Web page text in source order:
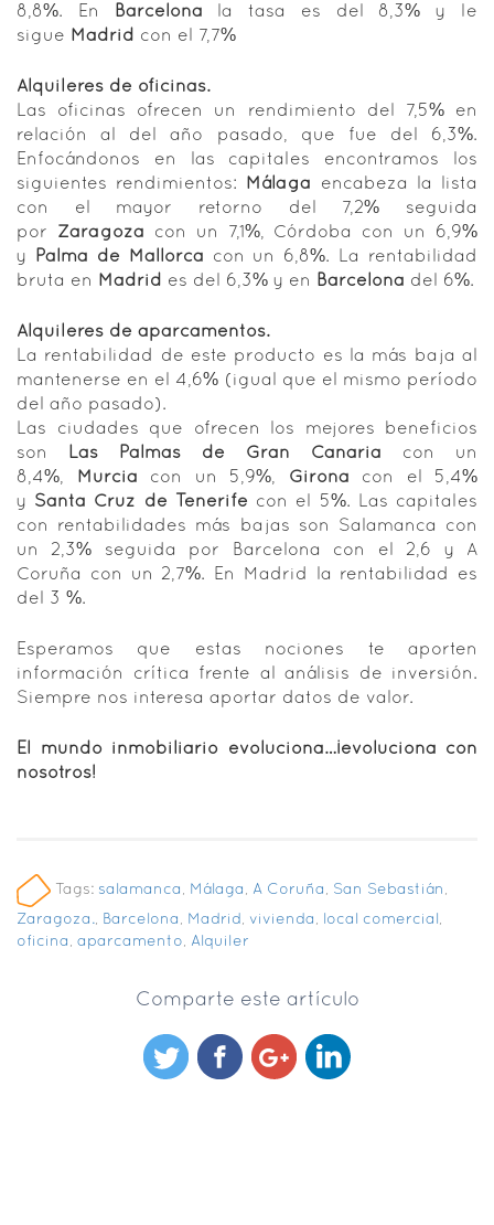
8,8%. En Barcelona la tasa es del 8,3% y le
sigue Madrid con el 7,7%
Alquileres de oficinas.
Las oficinas ofrecen un rendimiento del 7,5% en
relación al del año pasado, que fue del 6,3%.
Enfocándonos en las capitales encontramos los
siguientes rendimientos: Málaga encabeza la lista
con el mayor retorno del 7,2% seguida
por Zaragoza con un 7,1%, Córdoba con un 6,9%
y Palma de Mallorca con un 6,8%. La rentabilidad
bruta en Madrid es del 6,3% y en Barcelona del 6%.
Alquileres de aparcamentos.
La rentabilidad de este producto es la más baja al
mantenerse en el 4,6% (igual que el mismo período
del año pasado).
Las ciudades que ofrecen los mejores beneficios
son
Las Palmas de Gran Canaria con un
8,4%, Murcia con un 5,9%, Girona con el 5,4%
y Santa Cruz de Tenerife con el 5%. Las capitales
con rentabilidades más bajas son Salamanca con
un 2,3% seguida por Barcelona con el 2,6 y A
Coruña con un 2,7%. En Madrid la rentabilidad es
del 3 %.
Esperamos que estas nociones te aporten
información crítica frente al análisis de inversión.
Siempre nos interesa aportar datos de valor.
El mundo inmobiliario evoluciona…¡evoluciona con
nosotros!
Tags: salamanca, Málaga, A Coruña, San Sebastián,
Zaragoza. Barcelona Madrid vivienda local comercial
oficina aparcamento Alquiler
Comparte este artículo